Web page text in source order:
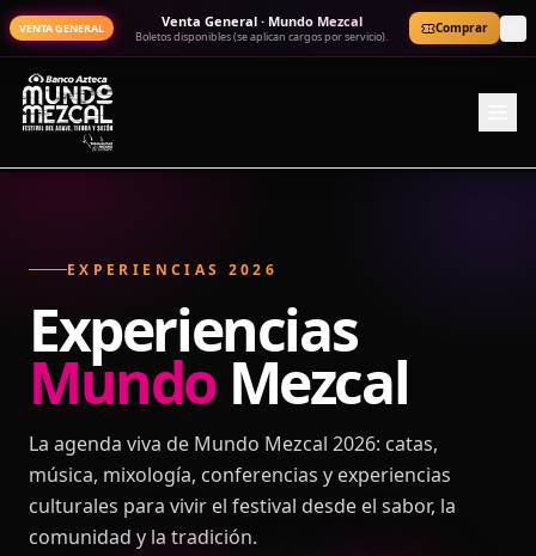
VENTA GENERAL Venta General · Mundo Mezcal
Boletos disponibles (se aplican cargos por servicio).
Comprar
EXPERIENCIAS 2026
Experiencias
Mundo Mezcal
La agenda viva de Mundo Mezcal 2026: catas,
música, mixología, conferencias y experiencias
culturales para vivir el festival desde el sabor, la
comunidad y la tradición.